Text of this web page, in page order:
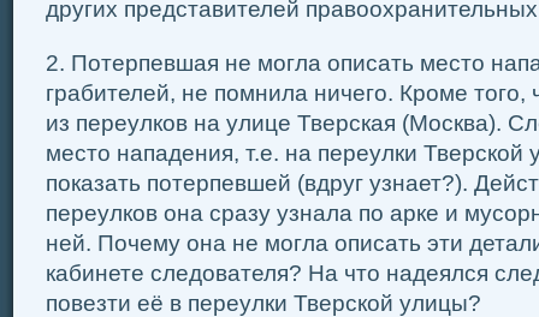
других представителей
2. Потерпевшая не могла описать место
грабителей, не помнила ничего. Кроме
из переулков на улице Тверская (Москва).
место нападения, т.е. на переулки
показать потерпевшей (вдруг узнает?).
переулков она сразу узнала по арке и
ней. Почему она не могла описать эти
кабинете следователя? На что надеялся
повезти её в переулки Тверской улицы?